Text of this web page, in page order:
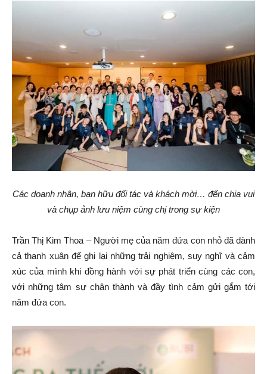
Các doanh nhân, bạn hữu đối tác và khách mời… đến chia vui
và chụp ảnh lưu niệm cùng chị trong sự kiện
Trần Thị Kim Thoa – Người mẹ của năm đứa con nhỏ đã dành
cả thanh xuân để ghi lại những trải nghiệm, suy nghĩ và cảm
xúc của mình khi đồng hành với sự phát triển cùng các con,
với những tâm sự chân thành và đầy tình cảm gửi gắm tới
năm đứa con.